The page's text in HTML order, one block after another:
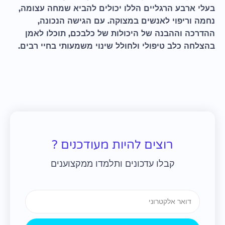
בעלי ארבע הרגליים הללו יכולים להביא שמחה עצומה,
נחמה וריפוי לאנשים במצוקה. עם הגישה הנכונה,
ההדרכה וההבנה של היכולות של כלבכם, תוכלו לאמן
בהצלחה כלב טיפולי ולחולל שינוי משמעותי בחיי רבים.
רוצים להיות מעודכנים ?
קבלו עדכונים ותלמדו ממקצוענים